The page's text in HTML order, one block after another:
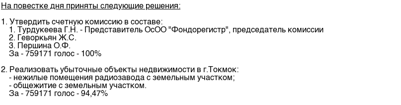
Наши партнеры
Cтратегия развития
Корпоративные документы
Контакты
25 лет ЗАО КФБ
На повестке дня приняты следующие решения:
1. Утвердить счетную комиссию в составе:
1. Турдукеева Г.Н. - Представитель ОсОО "Фондорегистр", председатель комиссии
2. Геворкьян Ж.С.
3. Першина О.Ф.
За - 759171 голос - 100%
2. Реализовать убыточные объекты недвижимости в г.Токмок:
- нежилые помещения радиозавода с земельным участком;
- общежитие с земельным участком.
За - 759171 голос - 94,47%